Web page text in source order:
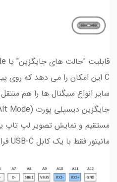
سایر انواع سیگنال ها را هم
مستقیم و نمایش تصویر لپ تاپ
مانیتور فقط با یک کابل USB-C فراهم می کند.